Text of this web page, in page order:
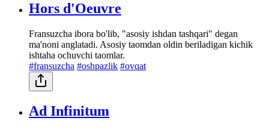
Hors d'Oeuvre
Fransuzcha ibora bo'lib, "asosiy ishdan tashqari" degan
ma'noni anglatadi. Asosiy taomdan oldin beriladigan kichik
ishtaha ochuvchi taomlar.
#fransuzcha #oshpazlik #ovqat
Ad Infinitum